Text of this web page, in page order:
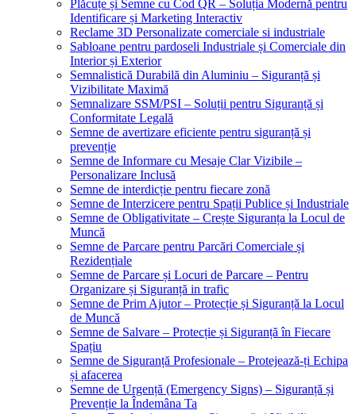
Plăcuțe și Semne cu Cod QR – Soluția Modernă pentru
Identificare și Marketing Interactiv
Reclame 3D Personalizate comerciale si industriale
Sabloane pentru pardoseli Industriale și Comerciale din
Interior și Exterior
Semnalistică Durabilă din Aluminiu – Siguranță și
Vizibilitate Maximă
Semnalizare SSM/PSI – Soluții pentru Siguranță și
Conformitate Legală
Semne de avertizare eficiente pentru siguranță și
prevenție
Semne de Informare cu Mesaje Clar Vizibile –
Personalizare Inclusă
Semne de interdicție pentru fiecare zonă
Semne de Interzicere pentru Spații Publice și Industriale
Semne de Obligativitate – Crește Siguranța la Locul de
Muncă
Semne de Parcare pentru Parcări Comerciale și
Rezidențiale
Semne de Parcare și Locuri de Parcare – Pentru
Organizare și Siguranță in trafic
Semne de Prim Ajutor – Protecție și Siguranță la Locul
de Muncă
Semne de Salvare – Protecție și Siguranță în Fiecare
Spațiu
Semne de Siguranță Profesionale – Protejează-ți Echipa
și afacerea
Semne de Urgență (Emergency Signs) – Siguranță și
Prevenție la Îndemâna Ta